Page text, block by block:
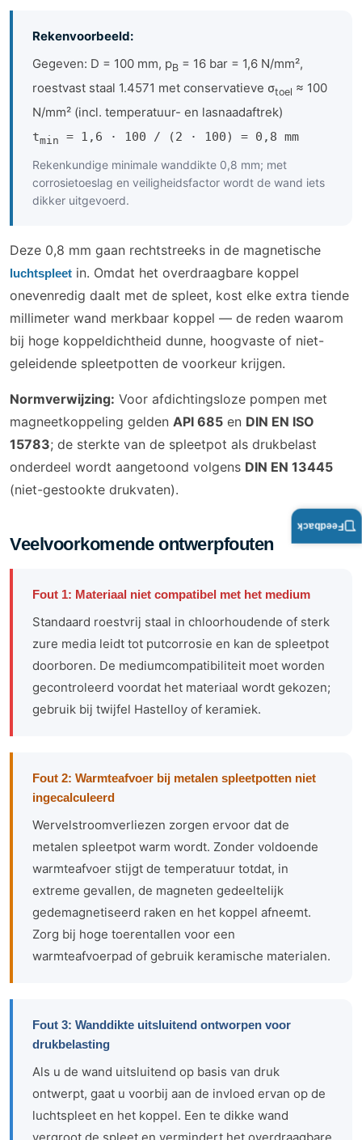
Rekenvoorbeeld:
Gegeven: D = 100 mm, pB = 16 bar = 1,6 N/mm²,
roestvast staal 1.4571 met conservatieve σtoel ≈ 100
N/mm² (incl. temperatuur- en lasnaadaftrek)
tmin = 1,6 · 100 / (2 · 100) = 0,8 mm
Rekenkundige minimale wanddikte 0,8 mm; met
corrosietoeslag en veiligheidsfactor wordt de wand iets
dikker uitgevoerd.
Deze 0,8 mm gaan rechtstreeks in de magnetische
luchtspleet in. Omdat het overdraagbare koppel
onevenredig daalt met de spleet, kost elke extra tiende
millimeter wand merkbaar koppel — de reden waarom
bij hoge koppeldichtheid dunne, hoogvaste of niet-
geleidende spleetpotten de voorkeur krijgen.
Normverwijzing: Voor afdichtingsloze pompen met
magneetkoppeling gelden API 685 en DIN EN ISO
15783; de sterkte van de spleetpot als drukbelast
onderdeel wordt aangetoond volgens DIN EN 13445
(niet-gestookte drukvaten).
Veelvoorkomende ontwerpfouten
Fout 1: Materiaal niet compatibel met het medium
Standaard roestvrij staal in chloorhoudende of sterk
zure media leidt tot putcorrosie en kan de spleetpot
doorboren. De mediumcompatibiliteit moet worden
gecontroleerd voordat het materiaal wordt gekozen;
gebruik bij twijfel Hastelloy of keramiek.
Fout 2: Warmteafvoer bij metalen spleetpotten niet
ingecalculeerd
Wervelstroomverliezen zorgen ervoor dat de
metalen spleetpot warm wordt. Zonder voldoende
warmteafvoer stijgt de temperatuur totdat, in
extreme gevallen, de magneten gedeeltelijk
gedemagnetiseerd raken en het koppel afneemt.
Zorg bij hoge toerentallen voor een
warmteafvoerpad of gebruik keramische materialen.
Fout 3: Wanddikte uitsluitend ontworpen voor
drukbelasting
Als u de wand uitsluitend op basis van druk
ontwerpt, gaat u voorbij aan de invloed ervan op de
luchtspleet en het koppel. Een te dikke wand
Feedback